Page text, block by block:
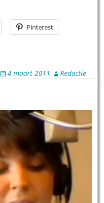
Pinterest
4 maart 2011 Redactie